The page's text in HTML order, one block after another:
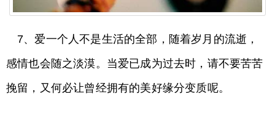
7、爱一个人不是生活的全部，随着岁月的流逝，
感情也会随之淡漠。当爱已成为过去时，请不要苦苦
挽留，又何必让曾经拥有的美好缘分变质呢。